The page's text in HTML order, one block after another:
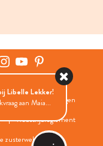
Cookies instellingen
Wedstrijdreglement
zusterwebsites
Libelle Lekker!
aan Maia...